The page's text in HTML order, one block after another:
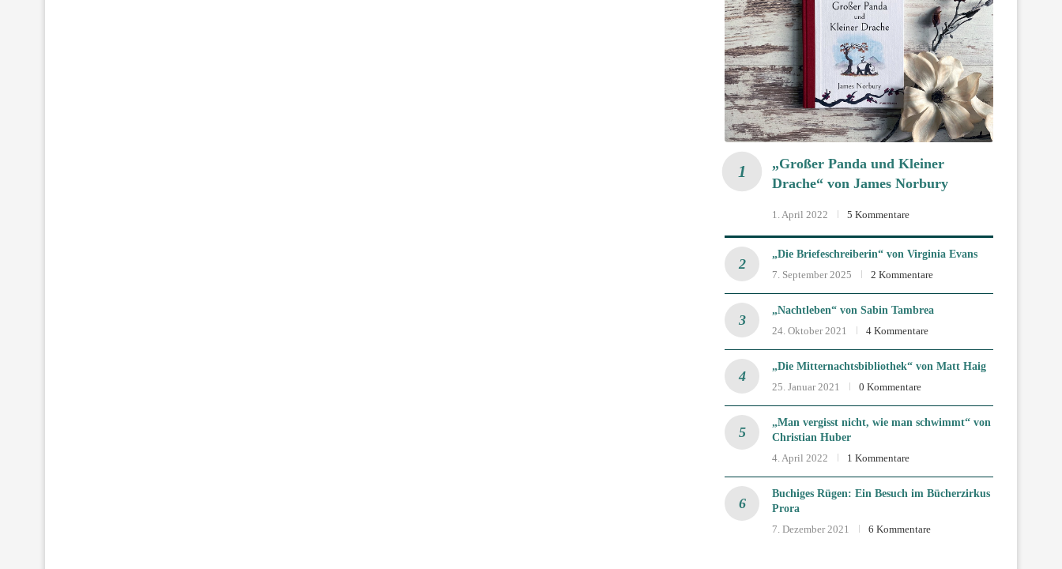
„Großer Panda und Kleiner
Drache“ von James Norbury
1. April 2022 5 Kommentare
„Die Briefeschreiberin“ von Virginia Evans
7. September 2025
2 Kommentare
„Nachtleben“ von Sabin Tambrea
24. Oktober 2021
4 Kommentare
„Die Mitternachtsbibliothek“ von Matt Haig
25. Januar 2021
0 Kommentare
„Man vergisst nicht, wie man schwimmt“ von
Christian Huber
4. April 2022
1 Kommentare
Buchiges Rügen: Ein Besuch im Bücherzirkus
Prora
7. Dezember 2021
6 Kommentare